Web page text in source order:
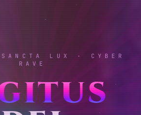
LUX · CYBER
RAVE